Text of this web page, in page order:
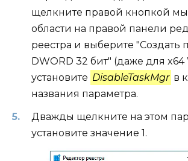
щелкните правой кнопкой
области на правой панели
реестра и выберите "Создать
DWORD 32 бит" (даже для x64
установите DisableTaskMgr в
названия параметра.
Дважды щелкните на этом
установите значение 1.